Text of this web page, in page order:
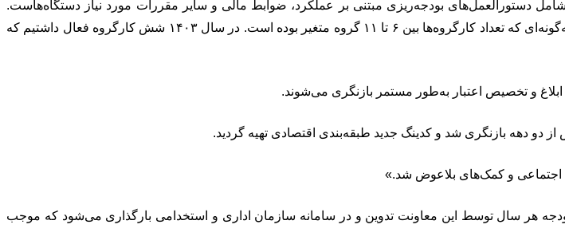
دستورالعمل‌های بودجه‌ریزی مبتنی بر عملکرد، ضوابط مالی و سایر مقررات مورد نیاز دستگاه‌هاست.
همچنین ساختار ستاد بودجه هر سال متناسب با شرایط اقتصادی و اجتماعی کشور تغییر می‌کند؛ به‌گونه‌ای که تعداد کارگروه‌ها بین ۶ تا ۱۱ گروه متغیر بوده است. در سال ۱۴۰۳ شش کارگروه فعال داشتیم که
ابلاغ و تخصیص اعتبار به‌طور مستمر بازنگری می‌شوند.
دو دهه بازنگری شد و کدینگ جدید طبقه‌بندی اقتصادی تهیه گردید.
اجتماعی و کمک‌های بلاعوض شد.»
هر سال توسط این معاونت تدوین و در سامانه سازمان اداری و استخدامی بارگذاری می‌شود که موجب